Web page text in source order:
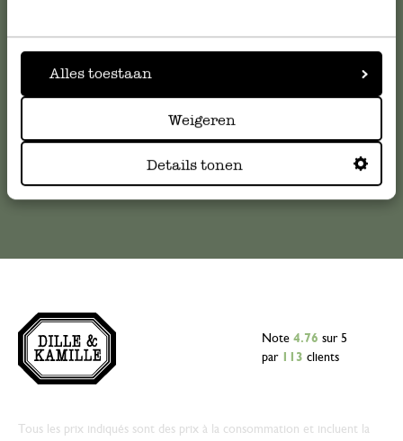
Alles toestaan
Weigeren
Details tonen
veuillez contacter notre service clientèle. Ou retrouvez ici
nos réponses auxquestions les plus fréquemment posées.
Note 4.76 sur 5
par
113 clients
Tous les prix indiqués sont des prix à la consommation et incluent la